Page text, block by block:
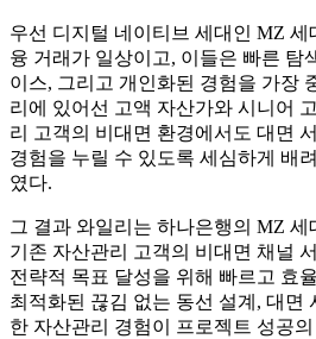
우선 디지털 네이티브 세대인 MZ
융 거래가 일상이고, 이들은 빠른 탐
이스, 그리고 개인화된 경험을 가장
리에 있어선 고액 자산가와 시니어
리 고객의 비대면 환경에서도 대면
경험을 누릴 수 있도록 세심하게 배
였다.
그 결과 와일리는 하나은행의 MZ
기존 자산관리 고객의 비대면 채널
전략적 목표 달성을 위해 빠르고 효
최적화된 끊김 없는 동선 설계, 대면
한 자산관리 경험이 프로젝트 성공